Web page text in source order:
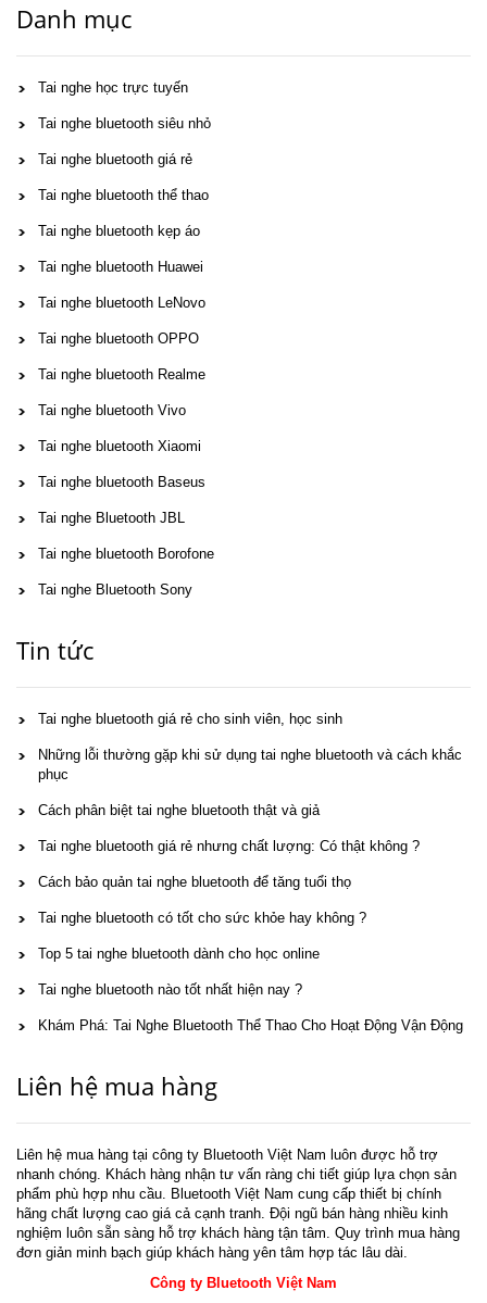
Danh mục
Tai nghe học trực tuyến
Tai nghe bluetooth siêu nhỏ
Tai nghe bluetooth giá rẻ
Tai nghe bluetooth thể thao
Tai nghe bluetooth kẹp áo
Tai nghe bluetooth Huawei
Tai nghe bluetooth LeNovo
Tai nghe bluetooth OPPO
Tai nghe bluetooth Realme
Tai nghe bluetooth Vivo
Tai nghe bluetooth Xiaomi
Tai nghe bluetooth Baseus
Tai nghe Bluetooth JBL
Tai nghe bluetooth Borofone
Tai nghe Bluetooth Sony
Tin tức
Tai nghe bluetooth giá rẻ cho sinh viên, học sinh
Những lỗi thường gặp khi sử dụng tai nghe bluetooth và cách khắc
phục
Cách phân biệt tai nghe bluetooth thật và giả
Tai nghe bluetooth giá rẻ nhưng chất lượng: Có thật không ?
Cách bảo quản tai nghe bluetooth để tăng tuổi thọ
Tai nghe bluetooth có tốt cho sức khỏe hay không ?
Top 5 tai nghe bluetooth dành cho học online
Tai nghe bluetooth nào tốt nhất hiện nay ?
Khám Phá: Tai Nghe Bluetooth Thể Thao Cho Hoạt Động Vận Động
Liên hệ mua hàng
Liên hệ mua hàng tại công ty Bluetooth Việt Nam luôn được hỗ trợ
nhanh chóng. Khách hàng nhận tư vấn ràng chi tiết giúp lựa chọn sản
phẩm phù hợp nhu cầu. Bluetooth Việt Nam cung cấp thiết bị chính
hãng chất lượng cao giá cả cạnh tranh. Đội ngũ bán hàng nhiều kinh
nghiệm luôn sẵn sàng hỗ trợ khách hàng tận tâm. Quy trình mua hàng
đơn giản minh bạch giúp khách hàng yên tâm hợp tác lâu dài.
Công ty Bluetooth Việt Nam